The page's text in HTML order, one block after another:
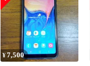
透明 ソフト TPU素材 薄
型 軽量 耐衝撃 黄変を防
ぐ レンズ保護 A20 TPU
¥7,500